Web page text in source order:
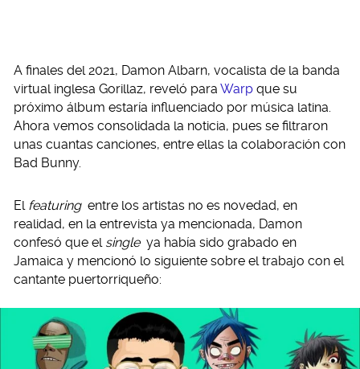
A finales del 2021, Damon Albarn, vocalista de la banda
virtual inglesa Gorillaz, reveló para Warp que su
próximo álbum estaría influenciado por música latina.
Ahora vemos consolidada la noticia, pues se filtraron
unas cuantas canciones, entre ellas la colaboración con
Bad Bunny.
El featuring entre los artistas no es novedad, en
realidad, en la entrevista ya mencionada, Damon
confesó que el single ya había sido grabado en
Jamaica y mencionó lo siguiente sobre el trabajo con el
cantante puertorriqueño: